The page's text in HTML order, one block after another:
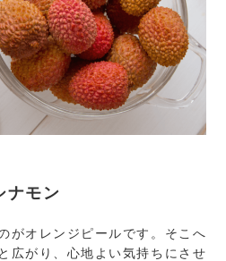
ナモン
がオレンジピールです。そこへ
広がり、心地よい気持ちにさせ